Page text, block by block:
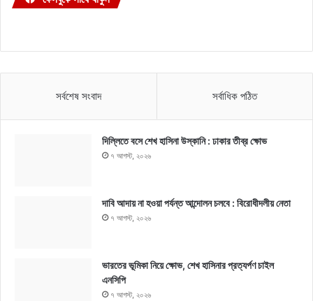
সর্বশেষ সংবাদ সর্বাধিক পঠিত
দিল্লিতে বসে শেখ হাসিনা উস্কানি : ঢাকার তীব্র ক্ষোভ
৭ আগস্ট, ২০২৬
দাবি আদায় না হওয়া পর্যন্ত আন্দোলন চলবে : বিরোধীদলীয় নেতা
৭ আগস্ট, ২০২৬
ভারতের ভূমিকা নিয়ে ক্ষোভ, শেখ হাসিনার প্রত্যর্পণ চাইল
এনসিপি
৭ আগস্ট, ২০২৬